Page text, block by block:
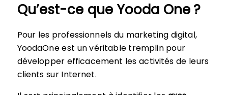
Qu’est-ce que Yooda One ?
Pour les professionnels du marketing digital,
YoodaOne est un véritable tremplin pour
développer efficacement les activités de leurs
clients sur Internet.